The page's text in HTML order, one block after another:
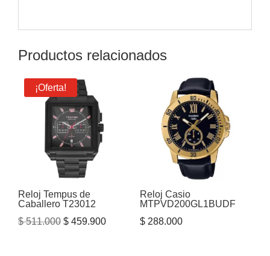
Productos relacionados
¡Oferta!
Reloj Tempus de
Caballero T23012
$511.000 El
$ 459.900El
Reloj Casio
MTPVD200GL1BUDF
$288.000